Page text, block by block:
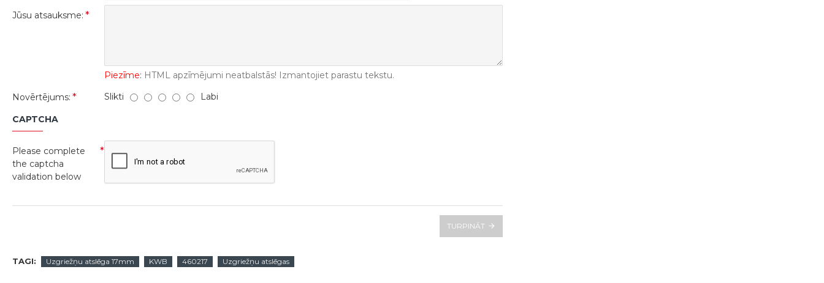
Jūsu atsauksme:
Piezīme: HTML apzīmējumi neatbalstās! Izmantojiet parastu tekstu.
Novērtējums:
Slikti Labi
CAPTCHA
Please complete
the captcha
validation below
TURPINĀT
TAGI: Uzgriežņu atslēga 17mm KWB 460217 Uzgriežņu atslēgas